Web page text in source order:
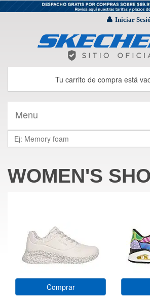
Iniciar
Tu carrito de compra está
Menu
WOMEN'S
Comprar